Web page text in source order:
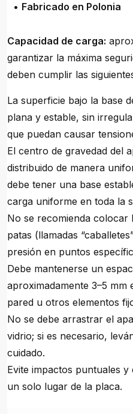
• Fabricado en Polonia
Capacidad de carga:
garantizar la máxima
deben cumplir las
La superficie bajo la base
plana y estable, sin
que puedan causar
El centro de gravedad del
distribuido de manera
debe tener una base
carga uniforme en toda la
No se recomienda
patas (llamadas
presión en puntos
Debe mantenerse un
aproximadamente 3–5
pared u otros elementos
No se debe arrastrar el
vidrio; si es necesario,
cuidado.
Evite impactos puntuales
un solo lugar de la placa.